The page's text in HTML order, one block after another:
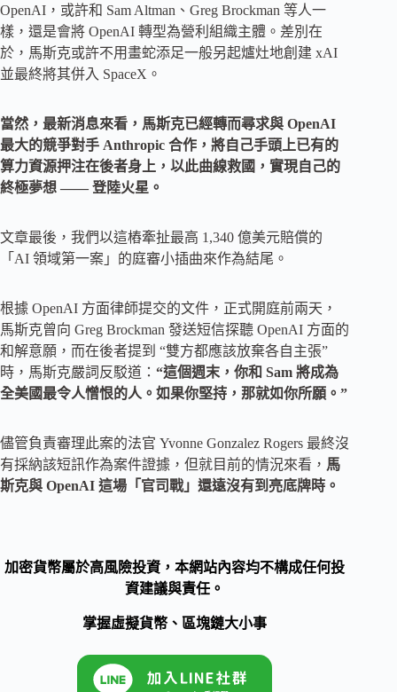
OpenAI，或許和 Sam Altman、Greg Brockman 等人一
樣，還是會將 OpenAI 轉型為營利組織主體。差別在
於，馬斯克或許不用畫蛇添足一般另起爐灶地創建 xAI
並最終將其併入 SpaceX。
當然，最新消息來看，馬斯克已經轉而尋求與 OpenAI
最大的競爭對手 Anthropic 合作，將自己手頭上已有的
算力資源押注在後者身上，以此曲線救國，實現自己的
終極夢想 —— 登陸火星。
文章最後，我們以這樁牽扯最高 1,340 億美元賠償的
「AI 領域第一案」的庭審小插曲來作為結尾。
根據 OpenAI 方面律師提交的文件，正式開庭前兩天，
馬斯克曾向 Greg Brockman 發送短信探聽 OpenAI 方面的
和解意願，而在後者提到 “雙方都應該放棄各自主張”
時，馬斯克嚴詞反駁道： “這個週末，你和 Sam 將成為
全美國最令人憎恨的人。如果你堅持，那就如你所願。”
儘管負責審理此案的法官 Yvonne Gonzalez Rogers 最終沒
有採納該短訊作為案件證據，但就目前的情況來看， 馬
斯克與 OpenAI 這場「官司戰」還遠沒有到亮底牌時。
加密貨幣屬於高風險投資，本網站內容均不構成任何投
資建議與責任。
掌握虛擬貨幣、區塊鏈大小事